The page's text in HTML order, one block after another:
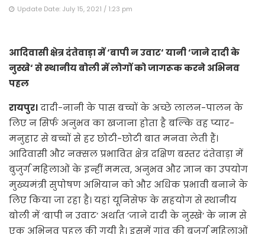
Update Date: July 15, 2021 / 1:23 pm
आदिवासी क्षेत्र दंतेवाड़ा में ‘बापी न उवाट‘ यानी ‘जाने दादी के
नुस्खे‘ से स्थानीय बोली में लोगों को जागरूक करने अभिनव
पहल
रायपुर।दादी-नानी के पास बच्चों के अच्छे लालन-पालन के
लिए न सिर्फ अनुभव का खजाना होता है बल्कि वह प्यार-
मनुहार से बच्चों से हर छोटी-छोटी बात मनवा लेती हैं।
आदिवासी और नक्सल प्रभावित क्षेत्र दक्षिण बस्तर दंतेवाड़ा में
बुजुर्ग महिलाओं के इन्हीं ममत्व, अनुभव और ज्ञान का उपयोग
मुख्यमंत्री सुपोषण अभियान को और अधिक प्रभावी बनाने के
लिए किया जा रहा है। यहां यूनिसेफ के सहयोग से स्थानीय
बोली में ‘बापी न उवाट‘ अर्थात ‘जाने दादी के नुस्खे‘ के नाम से
एक अभिनव पहल की गयी है। इसमें गांव की बुजुर्ग महिलाओं